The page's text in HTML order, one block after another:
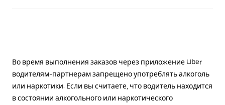
Во время выполнения заказов через приложение Uber
водителям-партнерам запрещено употреблять алкоголь
или наркотики. Если вы считаете, что водитель находится
в состоянии алкогольного или наркотического